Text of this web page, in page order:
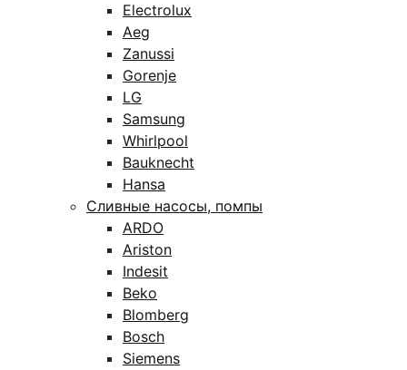
Electrolux
Aeg
Zanussi
Gorenje
LG
Samsung
Whirlpool
Bauknecht
Hansa
Сливные насосы, помпы
ARDO
Ariston
Indesit
Beko
Blomberg
Bosch
Siemens